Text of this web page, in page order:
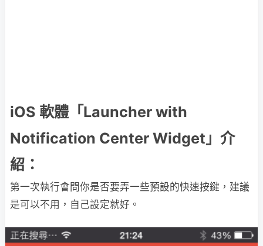
iOS 軟體「Launcher with
Notification Center Widget」介
紹：
第一次執行會問你是否要弄一些預設的快速按鍵，建議
是可以不用，自己設定就好。